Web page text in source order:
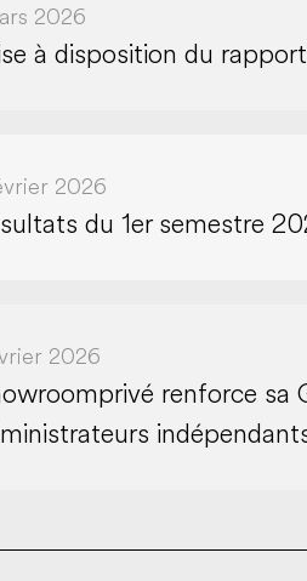
2026
à disposition du
2026
du 1er semestre
2026
renforce sa